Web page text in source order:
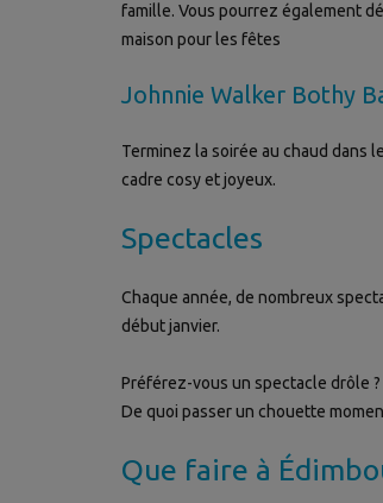
famille. Vous pourrez également
maison pour les fêtes
Johnnie Walker Bothy
Terminez la soirée au chaud dans
cadre cosy et joyeux.
Spectacles
Chaque année, de nombreux
début janvier.
Préférez-vous un spectacle drôle
De quoi passer un chouette
Que faire à